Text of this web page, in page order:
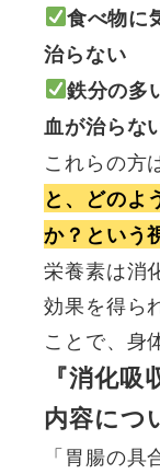
食べ物に
治らない
鉄分の多
血が治らな
これらの方
と、どのよ
か？という
栄養素は消
効果を得ら
ことで、身
『消化
内容につ
「胃腸の